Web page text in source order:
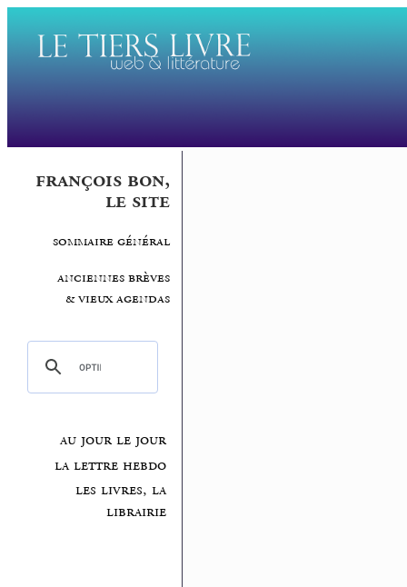
françois bon,
le site
sommaire général
anciennes brèves
& vieux agendas
au jour le jour
la lettre hebdo
les livres, la
librairie